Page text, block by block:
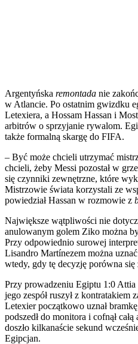
Argentyńska remontada nie
w Atlancie. Po ostatnim gwizdku
Letexiera, a Hossam Hassan i
arbitrów o sprzyjanie rywalom.
także formalną skargę do FIFA.
– Być może chcieli utrzymać
chcieli, żeby Messi pozostał w
się czynniki zewnętrzne, które
Mistrzowie świata korzystali ze
powiedział Hassan w rozmowie z
Największe wątpliwości nie
anulowanym golem Ziko można
Przy odpowiednio surowej
Lisandro Martínezem można
wtedy, gdy tę decyzję porówna
Przy prowadzeniu Egiptu 1:0 Attia
jego zespół ruszył z
Letexier początkowo uznał
podszedł do monitora i cofnął
doszło kilkanaście sekund
Egipcjan.